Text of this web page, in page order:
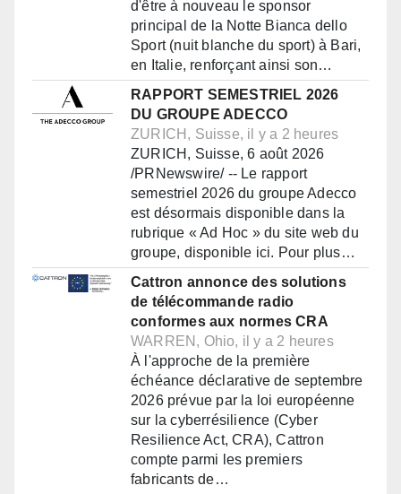
d'être à nouveau le sponsor
principal de la Notte Bianca dello
Sport (nuit blanche du sport) à Bari,
en Italie, renforçant ainsi son…
RAPPORT SEMESTRIEL 2026
DU GROUPE ADECCO
ZURICH, Suisse, il y a 2 heures
ZURICH, Suisse, 6 août 2026
/PRNewswire/ -- Le rapport
semestriel 2026 du groupe Adecco
est désormais disponible dans la
rubrique « Ad Hoc » du site web du
groupe, disponible ici. Pour plus…
Cattron annonce des solutions
de télécommande radio
conformes aux normes CRA
WARREN, Ohio, il y a 2 heures
À l'approche de la première
échéance déclarative de septembre
2026 prévue par la loi européenne
sur la cyberrésilience (Cyber
Resilience Act, CRA), Cattron
compte parmi les premiers
fabricants de…